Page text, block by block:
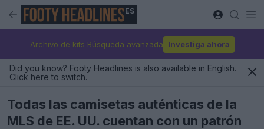
ES
Archivo de kits Búsqueda avanzada Investiga ahora
Did you know? Footy Headlines is also available in English.
Click here to switch.
Todas las camisetas auténticas de la
MLS de EE. UU. cuentan con un patrón